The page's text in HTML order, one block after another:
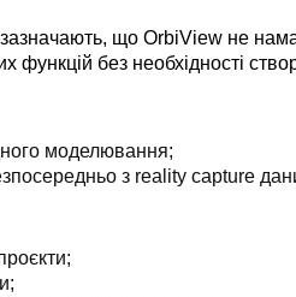
що OrbiView не
функцій без необхідності
моделювання;
з reality capture